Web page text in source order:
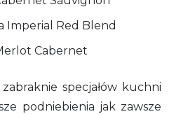
Imperial Red Blend
Cabernet
specjałów kuchni
podniebienia jak zawsze